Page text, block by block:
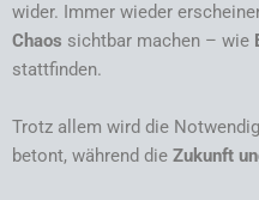
wider. Immer wieder
Chaos sichtbar machen – wie
stattfinden.
Trotz allem wird die
betont, während die Zukunft